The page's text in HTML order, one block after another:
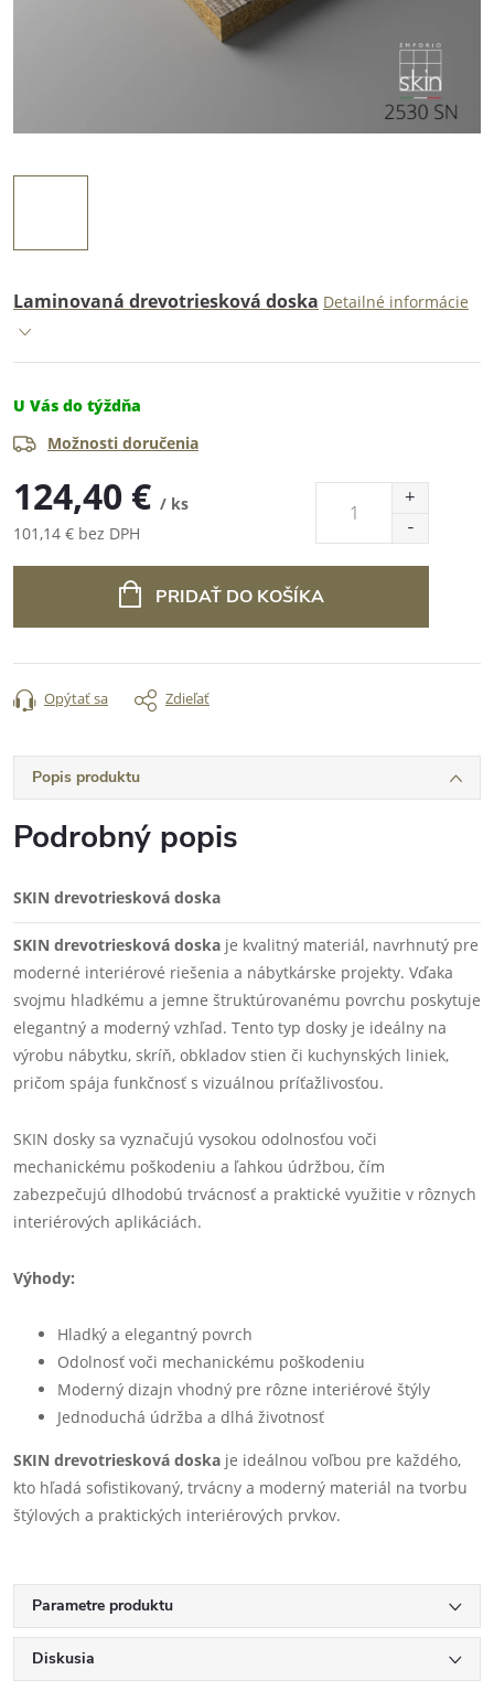
Laminovaná drevotriesková doska Detailné informácie
U Vás do týždňa
Možnosti doručenia
124,40 € / ks
101,14 € bez DPH
PRIDAŤ DO KOŠÍKA
Opýtať sa Zdieľať
Popis produktu
Podrobný popis
SKIN drevotriesková doska
SKIN drevotriesková doska je kvalitný materiál, navrhnutý pre
moderné interiérové riešenia a nábytkárske projekty. Vďaka
svojmu hladkému a jemne štruktúrovanému povrchu poskytuje
elegantný a moderný vzhľad. Tento typ dosky je ideálny na
výrobu nábytku, skríň, obkladov stien či kuchynských liniek,
pričom spája funkčnosť s vizuálnou príťažlivosťou.
SKIN dosky sa vyznačujú vysokou odolnosťou voči
mechanickému poškodeniu a ľahkou údržbou, čím
zabezpečujú dlhodobú trvácnosť a praktické využitie v rôznych
interiérových aplikáciách.
Výhody:
Hladký a elegantný povrch
Odolnosť voči mechanickému poškodeniu
Moderný dizajn vhodný pre rôzne interiérové štýly
Jednoduchá údržba a dlhá životnosť
SKIN drevotriesková doska je ideálnou voľbou pre každého,
kto hľadá sofistikovaný, trvácny a moderný materiál na tvorbu
štýlových a praktických interiérových prvkov.
Parametre produktu
Diskusia